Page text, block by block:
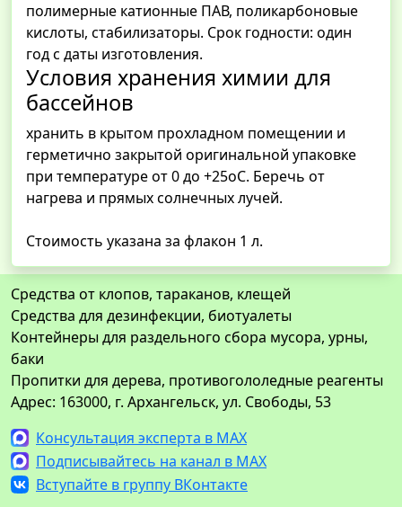
полимерные катионные ПАВ, поликарбоновые
кислоты, стабилизаторы. Срок годности: один
год с даты изготовления.
Условия хранения химии для
бассейнов
хранить в крытом прохладном помещении и
герметично закрытой оригинальной упаковке
при температуре от 0 до +25оС. Беречь от
нагрева и прямых солнечных лучей.
Стоимость указана за флакон 1 л.
Средства от клопов, тараканов, клещей
Средства для дезинфекции, биотуалеты
Контейнеры для раздельного сбора мусора, урны,
баки
Пропитки для дерева, противогололедные реагенты
Адрес: 163000, г. Архангельск, ул. Свободы, 53
Консультация эксперта в MAX
Подписывайтесь на канал в MAX
Вступайте в группу ВКонтакте